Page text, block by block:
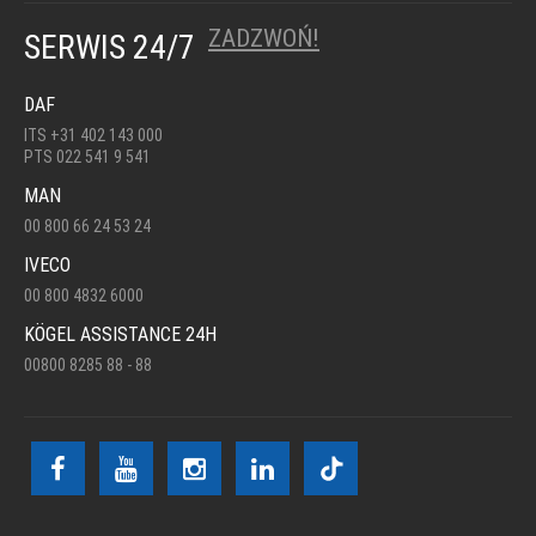
SERWIS 24/7 ZADZWOŃ!
DAF
ITS +31 402 143 000
PTS 022 541 9 541
MAN
00 800 66 24 53 24
IVECO
00 800 4832 6000
KÖGEL ASSISTANCE 24H
00800 8285 88 - 88